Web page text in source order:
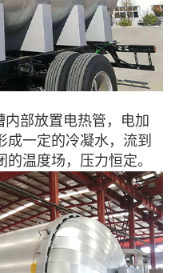
部放置电热管，电加
成一定的冷凝水，流到
温度场，压力恒定。